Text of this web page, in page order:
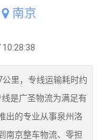
南京
里，专线运输耗时约
是广圣物流为满足有
出的专业从事泉州洛
南京整车物流、零担